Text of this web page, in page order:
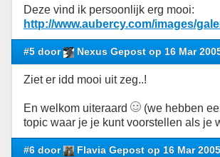
Deze vind ik persoonlijk erg mooi:
http://www.aubercy.com/images/
#5 door Nexus Gepost op 16 Mar
Ziet er idd mooi uit zeg..!
En welkom uiteraard
(we hebben
topic waar je je kunt voorstellen als je
#6 door Flavia Gepost op 16 Mar 2005